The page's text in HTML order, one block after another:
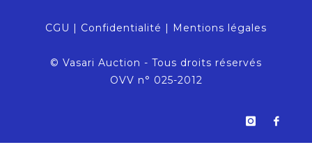
CGU | Confidentialité | Mentions légales
© Vasari Auction - Tous droits réservés
OVV n° 025-2012